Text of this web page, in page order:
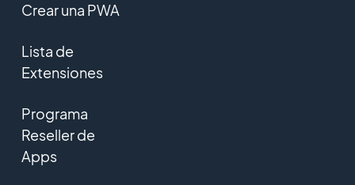
Crear una PWA
Lista de
Extensiones
Programa
Reseller de
Apps